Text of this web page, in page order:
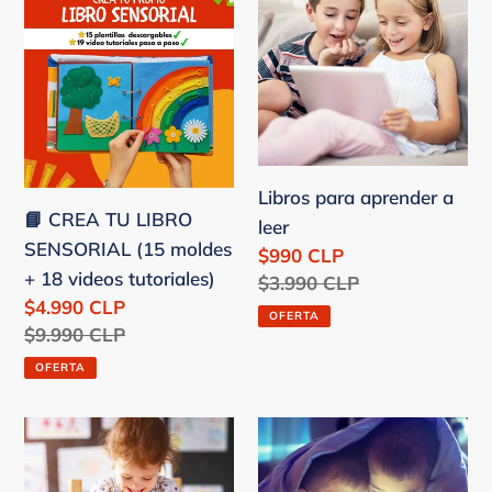
ó
n
:
CREA
TU
LIBRO
SENSORIAL
(15
moldes
18
videos
tutoriales)
📘 CREA TU LIBRO
SENSORIAL (15 moldes
+ 18 videos tutoriales)
Precio
de
venta
$4.990 CLP
Precio
habitual
$9.990 CLP
OFERTA
para
aprender
a
leer
Libros para aprender a
leer
Precio
de
venta
$990 CLP
Precio
habitual
$3.990 CLP
OFERTA
Libros
para
Cuentos
infantiles